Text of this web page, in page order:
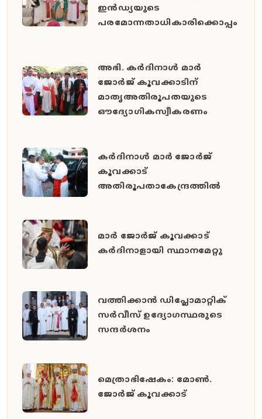
ഇൻഡ്യയുടെ
പരമോന്നതാധികാരിക്കൊപ്പം
അഭി. കർദിനാൾ മാർ
ജോർജ് കൂവക്കാടിന്
മാതൃഅതിരൂപതയുടെ
ഔദ്യോഗികസ്വീകരണം
കർദിനാൾ മാർ ജോർജ്
കൂവക്കാട്
അതിരൂപതാകേന്ദ്രത്തിൽ
മാർ ജോർജ് കൂവക്കാട്
കർദിനാളായി സ്ഥാനമേറ്റു
വത്തിക്കാൻ ഡിപ്ലോമാറ്റിക്
സർവീസ് ഉദ്യോഗസ്ഥരുടെ
സന്ദർശനം
മെത്രാഭിഷേകം: മോൺ.
ജോർജ് കൂവക്കാട്